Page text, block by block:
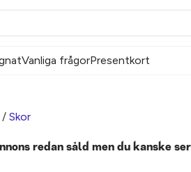
Vanliga frågorPresentkort
/ Skor
redan såld men du kanske